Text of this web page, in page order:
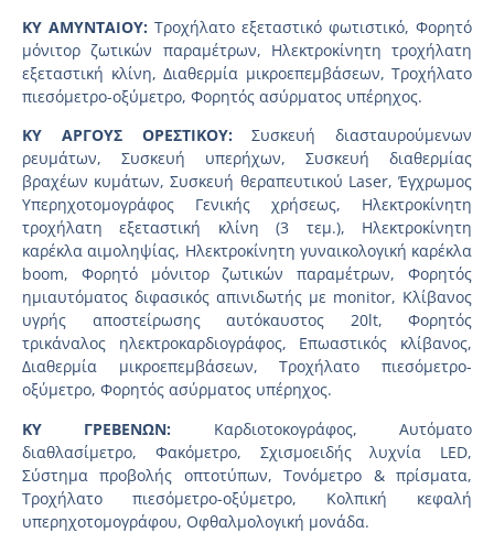
KY AMYNTAIOY: Τροχήλατο εξεταστικό φωτιστικό, Φορητό
μόνιτορ ζωτικών παραμέτρων, Ηλεκτροκίνητη τροχήλατη
εξεταστική κλίνη, Διαθερμία μικροεπεμβάσεων, Τροχήλατο
πιεσόμετρο-οξύμετρο, Φορητός ασύρματος υπέρηχος.
ΚΥ ΑΡΓΟΥΣ ΟΡΕΣΤΙΚΟΥ:Συσκευή διασταυρούμενων
ρευμάτων, Συσκευή υπερήχων, Συσκευή διαθερμίας
βραχέων κυμάτων, Συσκευή θεραπευτικού Laser, Έγχρωμος
Υπερηχοτομογράφος Γενικής χρήσεως, Ηλεκτροκίνητη
τροχήλατη εξεταστική κλίνη (3 τεμ.), Ηλεκτροκίνητη
καρέκλα αιμοληψίας, Ηλεκτροκίνητη γυναικολογική καρέκλα
boom, Φορητό μόνιτορ ζωτικών παραμέτρων, Φορητός
ημιαυτόματος διφασικός απινιδωτής με monitor, Κλίβανος
υγρής αποστείρωσης αυτόκαυστος 20lt, Φορητός
τρικάναλος ηλεκτροκαρδιογράφος, Επωαστικός κλίβανος,
Διαθερμία μικροεπεμβάσεων, Τροχήλατο πιεσόμετρο-
οξύμετρο, Φορητός ασύρματος υπέρηχος.
ΚΥ ΓΡΕΒΕΝΩΝ: Καρδιοτοκογράφος, Αυτόματο
διαθλασίμετρο, Φακόμετρο, Σχισμοειδής λυχνία LED,
Σύστημα προβολής οπτοτύπων, Τονόμετρο & πρίσματα,
Τροχήλατο πιεσόμετρο-οξύμετρο, Κολπική κεφαλή
υπερηχοτομογράφου, Οφθαλμολογική μονάδα.